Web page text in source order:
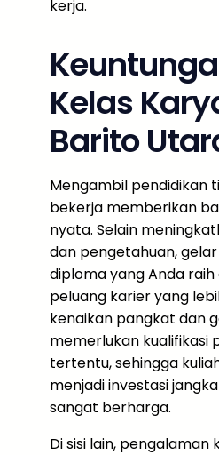
kerja.
Kelas
Barito
Mengambil pendidikan
bekerja memberikan
nyata. Selain
dan pengetahuan,
diploma yang Anda
peluang karier yang
kenaikan pangkat dan
memerlukan kualifikasi
tertentu, sehingga
menjadi investasi
sangat berharga.
Di sisi lain, pengalaman